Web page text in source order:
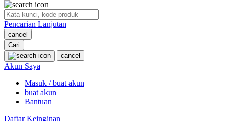
Oh Ma Grain
P
Peachy
Phil & Ted's
Philips Avent
Pencarian Lanjutan
cancel
Cari
cancel
Akun Saya
Masuk / buat akun
buat akun
Bantuan
Daftar Keinginan